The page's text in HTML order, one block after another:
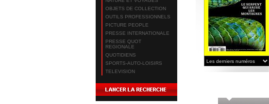
OBJETS DE COLLECTION
OUTILS PROFESSIONNELS
PICTURE PEOPLE
PRESSE INTERNATIONALE
PRESSE QUOT
REGIONALE
QUOTIDIENS
SPORTS-AUTO-LOISIRS
TELEVISION